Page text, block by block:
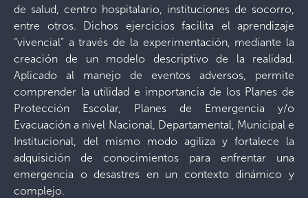
de salud, centro hospitalario, instituciones de socorro,
entre otros. Dichos ejercicios facilita el aprendizaje
“vivencial” a través de la experimentación, mediante la
creación de un modelo descriptivo de la realidad.
Aplicado al manejo de eventos adversos, permite
comprender la utilidad e importancia de los Planes de
Protección Escolar, Planes de Emergencia y/o
Evacuación a nivel Nacional, Departamental, Municipal e
Institucional, del mismo modo agiliza y fortalece la
adquisición de conocimientos para enfrentar una
emergencia o desastres en un contexto dinámico y
complejo.